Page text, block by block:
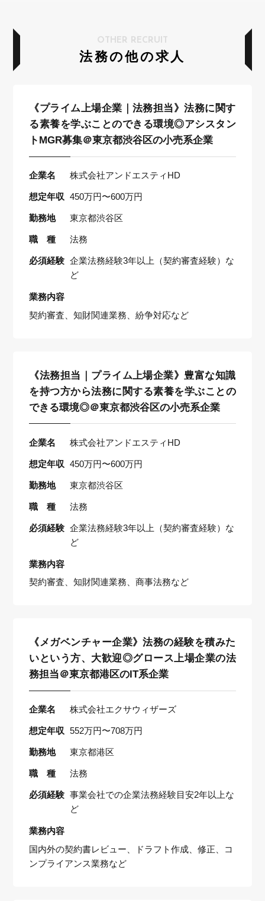
法務の他の求人
OTHER RECRUIT
《プライム上場企業｜法務担当》法務に関す
る素養を学ぶことのできる環境◎アシスタン
トMGR募集＠東京都渋谷区の小売系企業
企業名 株式会社アンドエスティHD
想定年収 450万円〜600万円
勤務地 東京都渋谷区
職 種 法務
必須経験 企業法務経験3年以上（契約審査経験）な
ど
業務内容
契約審査、知財関連業務、紛争対応など
《法務担当｜プライム上場企業》豊富な知識
を持つ方から法務に関する素養を学ぶことの
できる環境◎＠東京都渋谷区の小売系企業
企業名 株式会社アンドエスティHD
想定年収 450万円〜600万円
勤務地 東京都渋谷区
職 種 法務
必須経験 企業法務経験3年以上（契約審査経験）な
ど
業務内容
契約審査、知財関連業務、商事法務など
《メガベンチャー企業》法務の経験を積みた
いという方、大歓迎◎グロース上場企業の法
務担当＠東京都港区のIT系企業
企業名 株式会社エクサウィザーズ
想定年収 552万円〜708万円
勤務地 東京都港区
職 種 法務
必須経験 事業会社での企業法務経験目安2年以上な
ど
業務内容
国内外の契約書レビュー、ドラフト作成、修正、コ
ンプライアンス業務など